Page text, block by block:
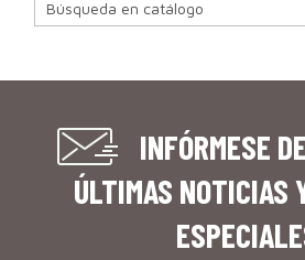
INFÓRMESE
ÚLTIMAS NOTICIAS